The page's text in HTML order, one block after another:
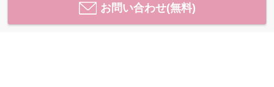
お問い合わせ(無料)